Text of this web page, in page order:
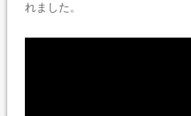
れました。